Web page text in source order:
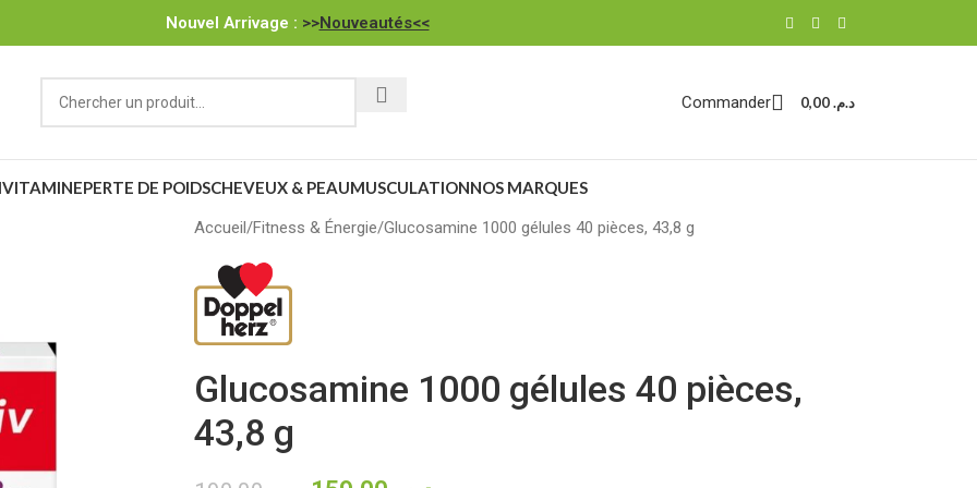
Nouvel Arrivage : >>Nouveautés<<
Commander د.م.
PERTE DE POIDSCHEVEUX & PEAUMUSCULATIONNOS MARQUES
Accueil Fitness & Énergie Glucosamine 1000 gélules 40 pièces, 43,8 g
Glucosamine 1000 gélules 40 pièces,
43,8 g